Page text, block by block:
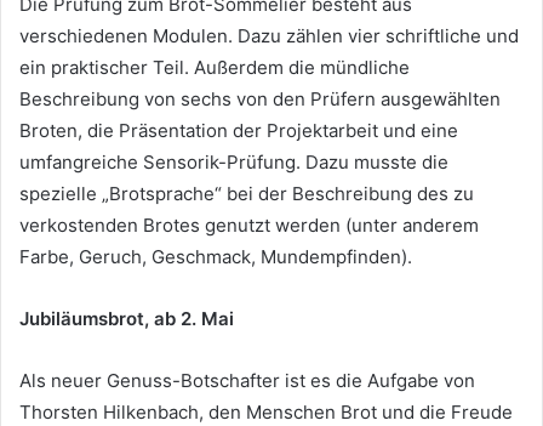
verschiedenen Modulen. Dazu zählen vier schriftliche und
ein praktischer Teil. Außerdem die mündliche
Beschreibung von sechs von den Prüfern ausgewählten
Broten, die Präsentation der Projektarbeit und eine
umfangreiche Sensorik-Prüfung. Dazu musste die
spezielle „Brotsprache“ bei der Beschreibung des zu
verkostenden Brotes genutzt werden (unter anderem
Farbe, Geruch, Geschmack, Mundempfinden).
Jubiläumsbrot, ab 2. Mai
Als neuer Genuss-Botschafter ist es die Aufgabe von
Thorsten Hilkenbach, den Menschen Brot und die Freude